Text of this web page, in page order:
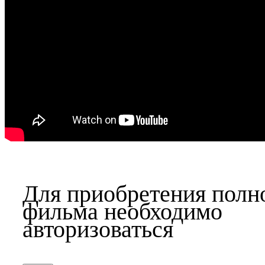
Для приобретения
фильма необходимо
авторизоваться